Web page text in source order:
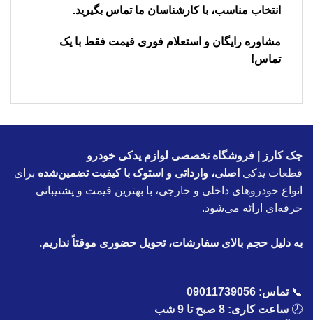
انتخاب مناسب، با کارشناسان ما تماس بگیرید.
مشاوره رایگان و استعلام فوری قیمت فقط با یک
تماس!
جک کارز | فروشگاه تخصصی لوازم یدکی خودرو
قطعات یدکی اصلی، وارداتی و استوک با کیفیت تضمین‌شده برای
انواع خودروهای داخلی و خارجی، با بهترین قیمت و پشتیبانی
حرفه‌ای ارائه می‌شود.
به دلیل حجم بالای سفارشات، تحویل حضوری موقتاً نداریم.
📞تماس: 09011739056
🕗 ساعت کاری: 8 صبح تا 9 شب